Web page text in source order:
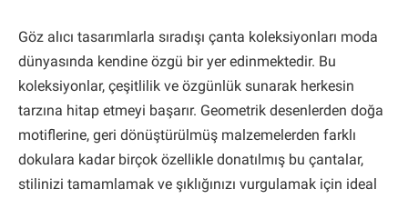
Göz alıcı tasarımlarla sıradışı çanta koleksiyonları moda
dünyasında kendine özgü bir yer edinmektedir. Bu
koleksiyonlar, çeşitlilik ve özgünlük sunarak herkesin
tarzına hitap etmeyi başarır. Geometrik desenlerden doğa
motiflerine, geri dönüştürülmüş malzemelerden farklı
dokulara kadar birçok özellikle donatılmış bu çantalar,
stilinizi tamamlamak ve şıklığınızı vurgulamak için ideal